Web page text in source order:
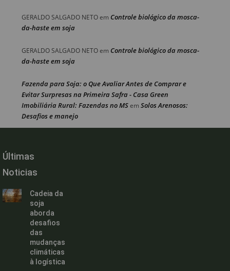
GERALDO SALGADO NETOem Controle biológico da mosca-
da-haste em soja
GERALDO SALGADO NETOem Controle biológico da mosca-
da-haste em soja
Fazenda para Soja: o Que Avaliar Antes de Comprar e
Evitar Surpresas na Primeira Safra - Casa Green
Imobiliária Rural: Fazendas no MSem Solos Arenosos:
Desafios e manejo
Últimas
Noticias
Cadeia da
soja
aborda
desafios
das
mudanças
climáticas
à logística